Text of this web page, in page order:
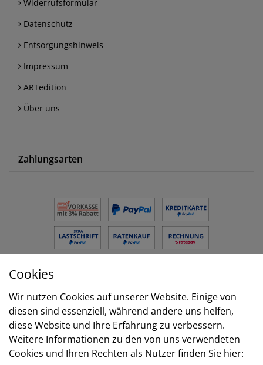
Widerrufsformular
Datenschutz
Entsorgungshinweis
Impressum
ARTedition
Über uns
Zahlungsarten
Versand
Cookies
Wir nutzen Cookies auf unserer Website. Einige von
diesen sind essenziell, während andere uns helfen,
diese Website und Ihre Erfahrung zu verbessern.
Weitere Informationen zu den von uns verwendeten
Cookies und Ihren Rechten als Nutzer finden Sie hier: